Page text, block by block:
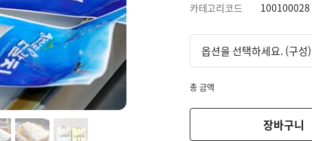
카테고리코드
100100028
총 금액
장바구니